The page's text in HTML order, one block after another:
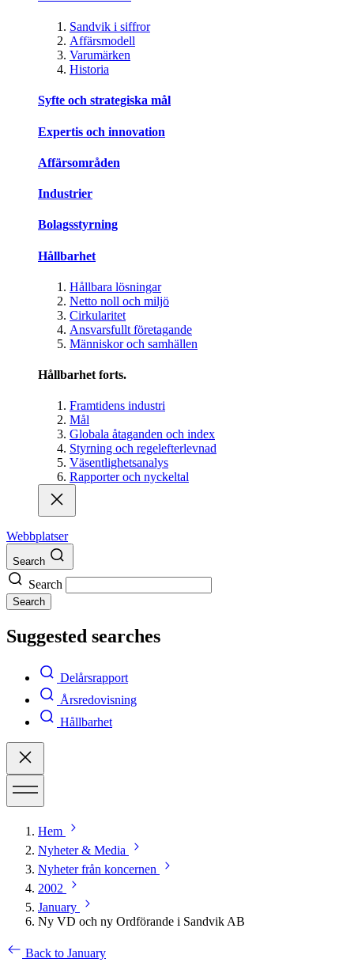
Sandvik i siffror
Affärsmodell
Varumärken
Historia
Syfte och strategiska mål
Expertis och innovation
Affärsområden
Industrier
Bolagsstyrning
Hållbarhet
Hållbara lösningar
Netto noll och miljö
Cirkularitet
Ansvarsfullt företagande
Människor och samhällen
Hållbarhet forts.
Framtidens industri
Mål
Globala åtaganden och index
Styrning och regelefterlevnad
Väsentlighetsanalys
Rapporter och nyckeltal
Webbplatser
Search
Search
Search
Suggested searches
Delårsrapport
Årsredovisning
Hållbarhet
Hem
Nyheter & Media
Nyheter från koncernen
2002
January
Ny VD och ny Ordförande i Sandvik AB
Back to January